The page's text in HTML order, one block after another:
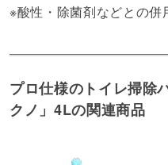
※酸性・除菌剤などとの併
プロ仕様のトイレ掃除
クノ」4Lの関連商品